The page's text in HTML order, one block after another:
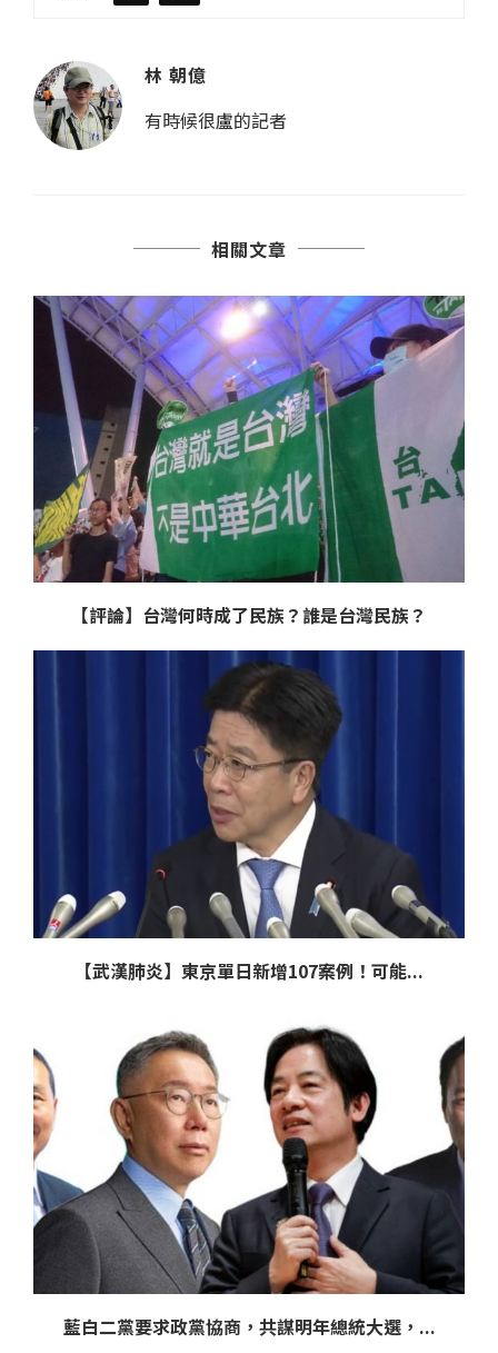
林 朝億
有時候很盧的記者
相關文章
【評論】台灣何時成了民族？誰是台灣民族？
【武漢肺炎】東京單日新增107案例！可能...
藍白二黨要求政黨協商，共謀明年總統大選，...